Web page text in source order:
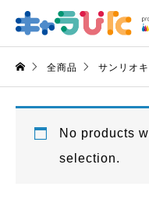
全商品 サンリオ
No products
selection.